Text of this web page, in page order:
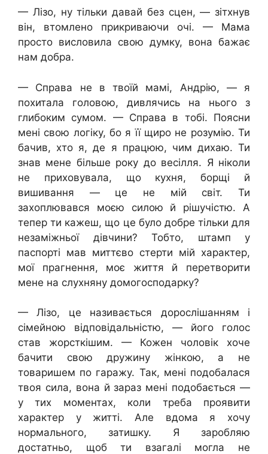
— Лізо, ну тільки давай без сцен, — зітхнув
він, втомлено прикриваючи очі. — Мама
просто висловила свою думку, вона бажає
нам добра.
— Справа не в твоїй мамі, Андрію, — я
похитала головою, дивлячись на нього з
глибоким сумом. — Справа в тобі. Поясни
мені свою логіку, бо я її щиро не розумію. Ти
бачив, хто я, де я працюю, чим дихаю. Ти
знав мене більше року до весілля. Я ніколи
не приховувала, що кухня, борщі й
вишивання — це не мій світ. Ти
захоплювався моєю силою й рішучістю. А
тепер ти кажеш, що це було добре тільки для
незаміжньої дівчини? Тобто, штамп у
паспорті мав миттєво стерти мій характер,
мої прагнення, моє життя й перетворити
мене на слухняну домогосподарку?
— Лізо, це називається дорослішанням і
сімейною відповідальністю, — його голос
став жорсткішим. — Кожен чоловік хоче
бачити свою дружину жінкою, а не
товаришем по гаражу. Так, мені подобалася
твоя сила, вона й зараз мені подобається —
у тих моментах, коли треба проявити
характер у житті. Але вдома я хочу
нормального, затишку. Я заробляю
достатньо, щоб ти взагалі могла не